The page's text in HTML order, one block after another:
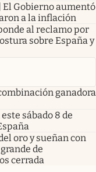
Gobierno aumentó
a la inflación
al reclamo por
sobre España y
ganadora
sábado 8 de
oro y sueñan con
de
cerrada